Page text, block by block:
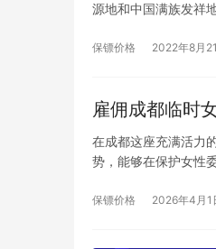
源地和中国满族发祥
保镖价格 2022年8月
雇佣成都临时
在成都这座充满活力
势，能够在保护女性
保镖价格 2026年4月1